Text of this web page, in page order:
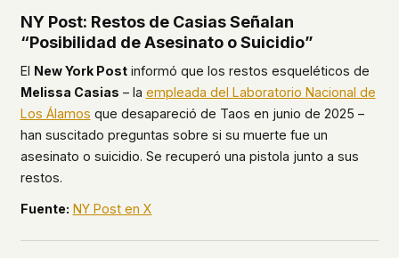
NY Post: Restos de Casias Señalan
“Posibilidad de Asesinato o Suicidio”
El New York Postinformó que los restos esqueléticos de
Melissa Casias – la empleada del Laboratorio Nacional de
Los Álamos que desapareció de Taos en junio de 2025 –
han suscitado preguntas sobre si su muerte fue un
asesinato o suicidio. Se recuperó una pistola junto a sus
restos.
Fuente: NY Post en X